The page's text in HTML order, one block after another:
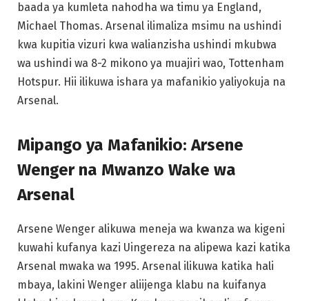
baada ya kumleta nahodha wa timu ya England,
Michael Thomas. Arsenal ilimaliza msimu na ushindi
kwa kupitia vizuri kwa walianzisha ushindi mkubwa
wa ushindi wa 8-2 mikono ya muajiri wao, Tottenham
Hotspur. Hii ilikuwa ishara ya mafanikio yaliyokuja na
Arsenal.
Mipango ya Mafanikio: Arsene
Wenger na Mwanzo Wake wa
Arsenal
Arsene Wenger alikuwa meneja wa kwanza wa kigeni
kuwahi kufanya kazi Uingereza na alipewa kazi katika
Arsenal mwaka wa 1995. Arsenal ilikuwa katika hali
mbaya, lakini Wenger aliijenga klabu na kuifanya